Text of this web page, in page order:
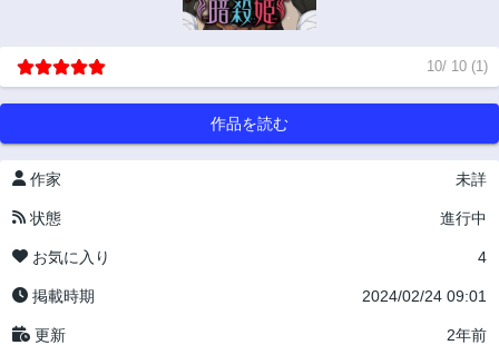
10/ 10 (1)
作品を読む
作家 未詳
状態 進行中
お気に入り 4
掲載時期 2024/02/24 09:01
更新 2年前